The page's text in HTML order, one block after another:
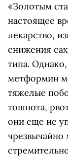
«Золотым
настоящее
лекарство,
снижения
типа.
метформин
тяжелые
тошнота,
они еще не
чрезвычайно